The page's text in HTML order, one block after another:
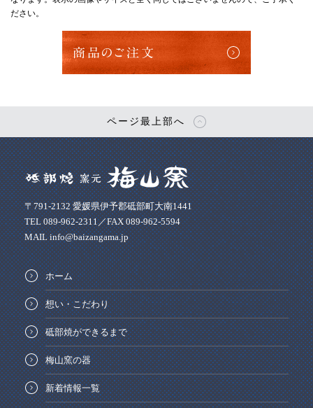
ださい。
商品のご注文
ページ最上部へ
〒791-2132 愛媛県伊予郡砥部町大南1441
TEL 089-962-2311／FAX 089-962-5594
MAIL info@baizangama.jp
ホーム
想い・こだわり
砥部焼ができるまで
梅山窯の器
新着情報一覧